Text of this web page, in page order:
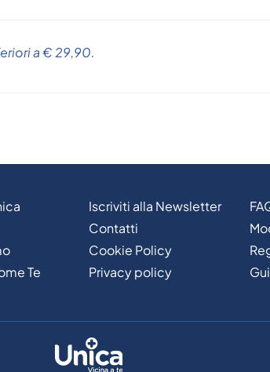
a € 29,90.
Te
Iscriviti alla Newsletter
Contatti
Cookie Policy
Privacy policy